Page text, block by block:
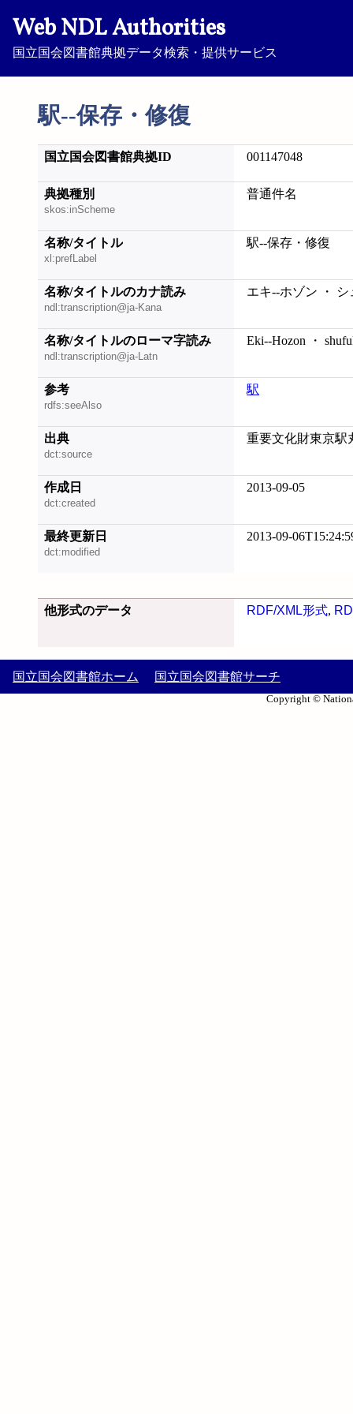
Web NDL Authorities
国立国会図書館典拠データ検索・提供サービス
駅--保存・修復
国立国会図書館典拠ID 001147048
典拠種別
skos:inScheme
普通件名
名称/タイトル
xl:prefLabel
駅--保存・修復
名称/タイトルのカナ読み
ndl:transcription@ja-Kana
エキ--ホゾン ・ シ
名称/タイトルのローマ字読み
ndl:transcription@ja-Latn
Eki--Hozon ・
参考
rdfs:seeAlso
駅
出典
dct:source
重要文化財東京駅
作成日
dct:created
2013-09-05
最終更新日
dct:modified
2013-09-
他形式のデータ RDF/XML形式,
国立国会図書館ホーム 国立国会図書館サーチ
Copyright ©